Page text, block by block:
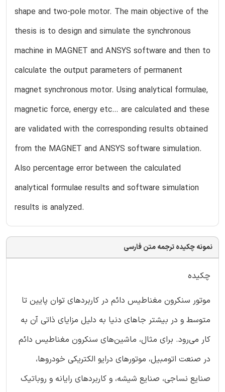
shape and two-pole motor. The main objective of the
thesis is to design and simulate the synchronous
machine in MAGNET and ANSYS software and then to
calculate the output parameters of permanent
magnet synchronous motor. Using analytical formulae,
magnetic force, energy etc… are calculated and these
are validated with the corresponding results obtained
from the MAGNET and ANSYS software simulation.
Also percentage error between the calculated
analytical formulae results and software simulation
results is analyzed.
نمونه چکیده ترجمه متن فارسی
چکیده
موتور سنکرون مغناطیس ‌دائم در کاربردهای توان پایین تا
متوسط و در بیشتر جاهای دنیا به دلیل مزایای ذاتی آن به
کار می‌رود. برای مثال، ماشین‌های سنکرون مغناطیس دائم
در صنعت اتومبیل، موتورهای درایو الکتریکی خودروها،
صنایع نساجی، صنایع شیشه، و کاربردهای رایانه و روباتیک